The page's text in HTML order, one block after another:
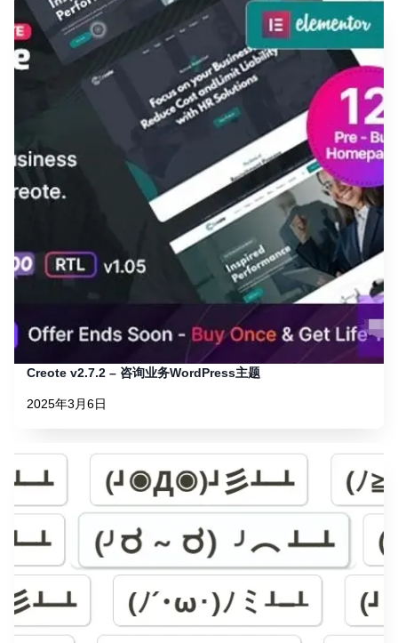
Creote v2.7.2 – 咨询业务WordPress主题
2025年3月6日